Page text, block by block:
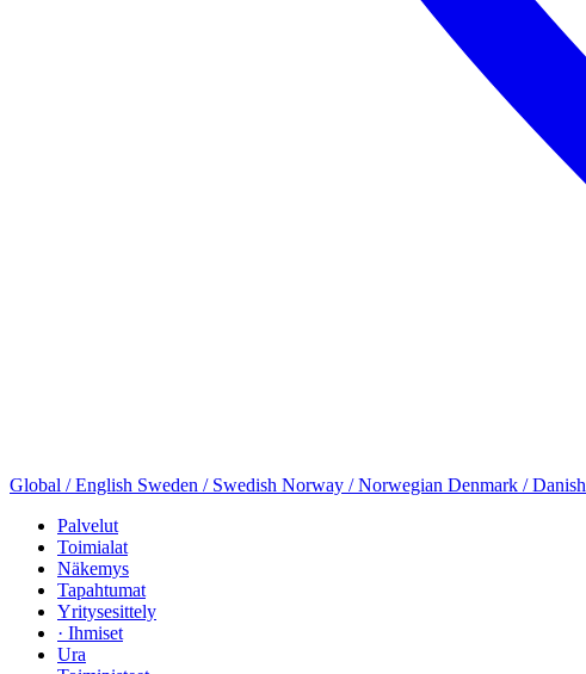
Global / English Sweden / Swedish Norway / Norwegian Denmark / Danish
Palvelut
Toimialat
Näkemys
Tapahtumat
Yritysesittely
· Ihmiset
Ura